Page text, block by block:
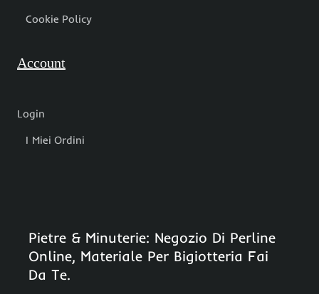
Cookie Policy
Account
Login
I Miei Ordini
Pietre & Minuterie: Negozio Di Perline
Online, Materiale Per Bigiotteria Fai
Da Te.